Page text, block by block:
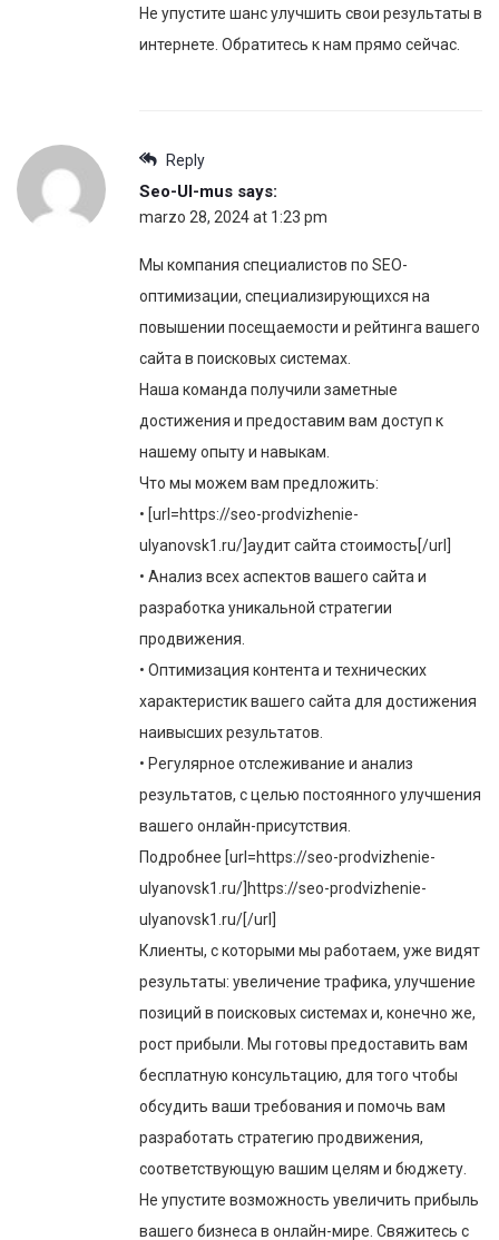
Не упустите шанс улучшить свои результаты в
интернете. Обратитесь к нам прямо сейчас.
Reply
Seo-Ul-mus says:
marzo 28, 2024 at 1:23 pm
Мы компания специалистов по SEO-
оптимизации, специализирующихся на
повышении посещаемости и рейтинга вашего
сайта в поисковых системах.
Наша команда получили заметные
достижения и предоставим вам доступ к
нашему опыту и навыкам.
Что мы можем вам предложить:
• [url=https://seo-prodvizhenie-
ulyanovsk1.ru/]аудит сайта стоимость[/url]
• Анализ всех аспектов вашего сайта и
разработка уникальной стратегии
продвижения.
• Оптимизация контента и технических
характеристик вашего сайта для достижения
наивысших результатов.
• Регулярное отслеживание и анализ
результатов, с целью постоянного улучшения
вашего онлайн-присутствия.
Подробнее [url=https://seo-prodvizhenie-
ulyanovsk1.ru/]https://seo-prodvizhenie-
ulyanovsk1.ru/[/url]
Клиенты, с которыми мы работаем, уже видят
результаты: увеличение трафика, улучшение
позиций в поисковых системах и, конечно же,
рост прибыли. Мы готовы предоставить вам
бесплатную консультацию, для того чтобы
обсудить ваши требования и помочь вам
разработать стратегию продвижения,
соответствующую вашим целям и бюджету.
Не упустите возможность увеличить прибыль
вашего бизнеса в онлайн-мире. Свяжитесь с